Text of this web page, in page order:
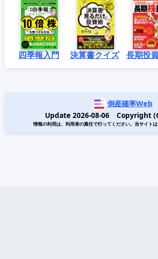
四季報入門 決算書クイズ 長期投
倒産確率Web
Update 2026-08-06 Copyright
情報の利用は、利用者の責任で行ってください。当サイトは